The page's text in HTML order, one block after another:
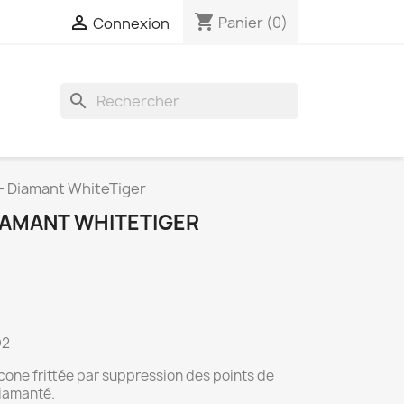
 Connexion shopping_cart Panier (0)
search
Diamant WhiteTiger
WHITETIGER
frittée par suppression des points de